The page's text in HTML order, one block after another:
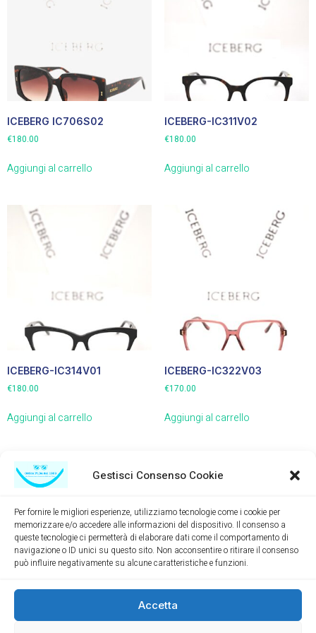
Gestisci Consenso Cookie
Per fornire le migliori esperienze, utilizziamo tecnologie come i cookie per
memorizzare e/o accedere alle informazioni del dispositivo. Il consenso a
queste tecnologie ci permetterà di elaborare dati come il comportamento di
navigazione o ID unici su questo sito. Non acconsentire o ritirare il consenso
può influire negativamente su alcune caratteristiche e funzioni.
Accetta
ICEBERG IC706S02
€180.00
Aggiungi al carrello
ICEBERG-IC311V02
€180.00
Aggiungi al carrello
ICEBERG-IC314V01
€180.00
Aggiungi al carrello
ICEBERG-IC322V03
€170.00
Aggiungi al carrello